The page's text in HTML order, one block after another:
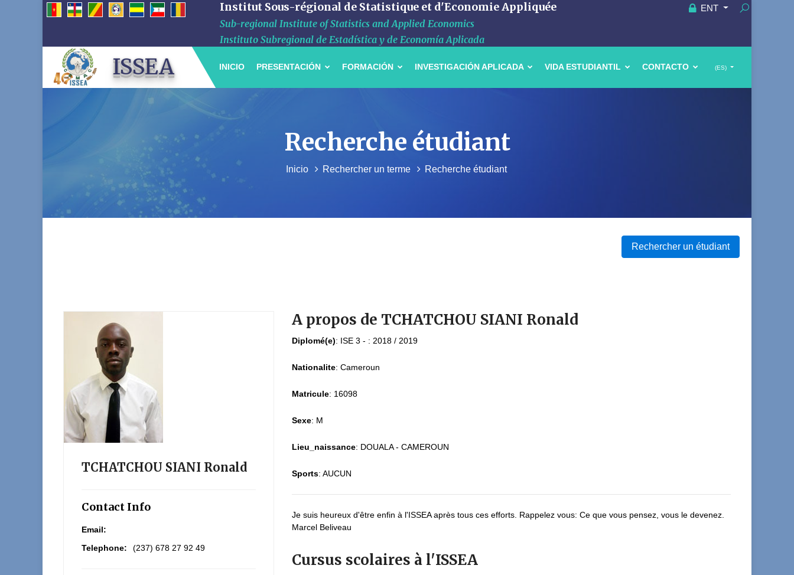
Institut Sous-régional de Statistique et d'Economie Appliquée
Sub-regional Institute of Statistics and Applied Economics
Instituto Subregional de Estadística y de Economía Aplicada
ENT
ISSEA (ES)
INICIO PRESENTACIÓN FORMACIÓN INVESTIGACIÓN APLICADA VIDA ESTUDIANTIL CONTACTO
Recherche étudiant
Inicio Rechercher un terme Recherche étudiant
Rechercher un étudiant
TCHATCHOU SIANI Ronald
Contact Info
Email:
Telephone:
(237) 678 27 92 49
A propos de TCHATCHOU SIANI Ronald
Diplomé(e): ISE 3 - : 2018 / 2019
Nationalite: Cameroun
Matricule: 16098
Sexe: M
Lieu_naissance: DOUALA - CAMEROUN
Sports: AUCUN
Je suis heureux d'être enfin à l'ISSEA après tous ces efforts. Rappelez vous: Ce que vous pensez, vous le devenez.
Marcel Beliveau
Cursus scolaires à l'ISSEA